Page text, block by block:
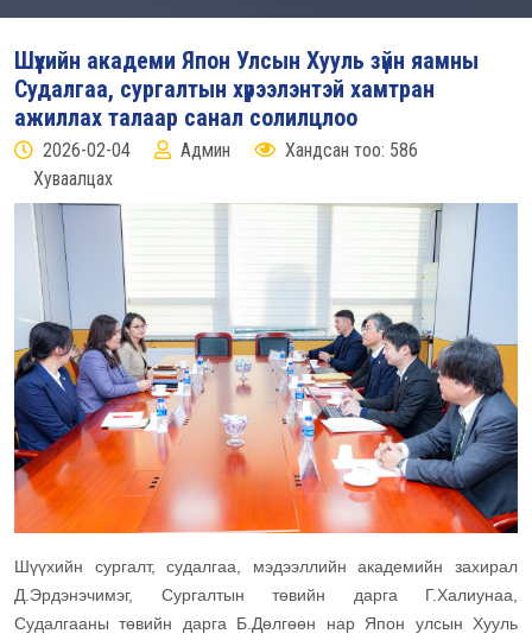
Шүүхийн академи Япон Улсын Хууль зүйн яамны
Судалгаа, сургалтын хүрээлэнтэй хамтран
ажиллах талаар санал солилцлоо
2026-02-04 Админ
Хандсан тоо: 586
Хуваалцах
Шүүхийн сургалт, судалгаа, мэдээллийн академийн захирал
Д.Эрдэнэчимэг, Сургалтын төвийн дарга Г.Халиунаа,
Судалгааны төвийн дарга Б.Дөлгөөн нар Япон улсын Хууль